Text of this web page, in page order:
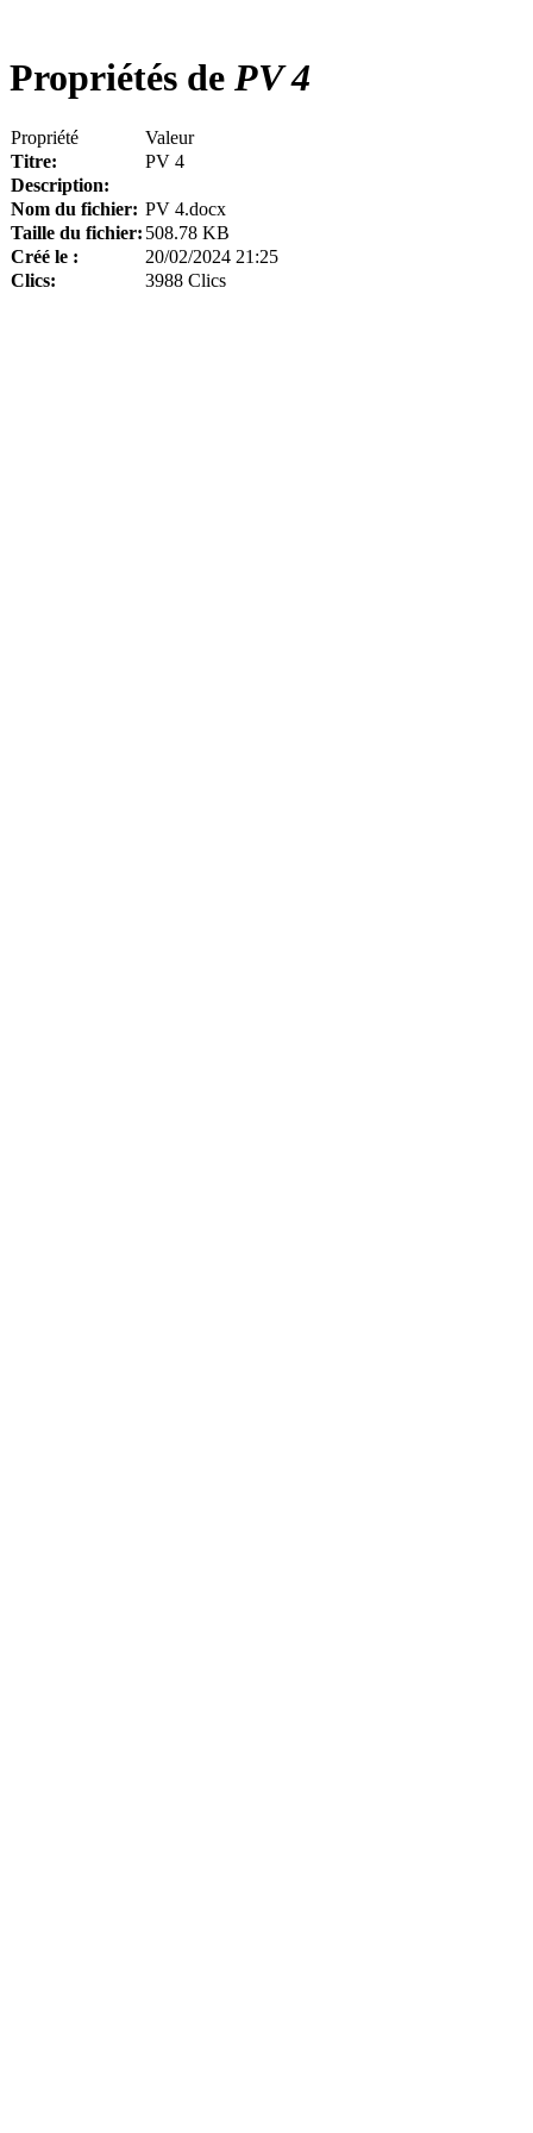
Propriétés de PV 4
Propriété
Valeur
Titre:
PV 4
Description:
Nom du fichier: PV 4.docx
Taille du fichier: 508.78 KB
Créé le :
20/02/2024 21:25
Clics:
3988 Clics